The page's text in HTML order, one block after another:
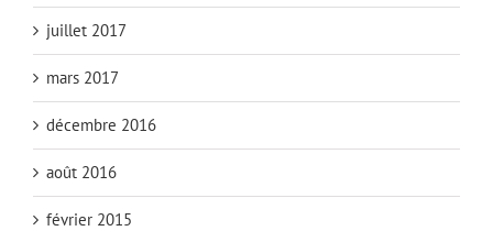
juillet 2017
mars 2017
décembre 2016
août 2016
février 2015